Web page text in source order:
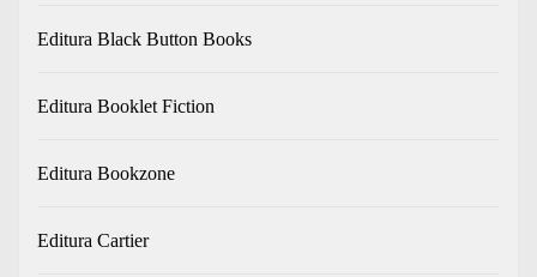
Editura Black Button Books
Editura Booklet Fiction
Editura Bookzone
Editura Cartier